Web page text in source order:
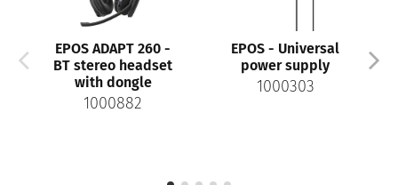
EPOS - Universal
power supply
1000303
Jabra Engage 75
SE, Stereo
9659-583-111